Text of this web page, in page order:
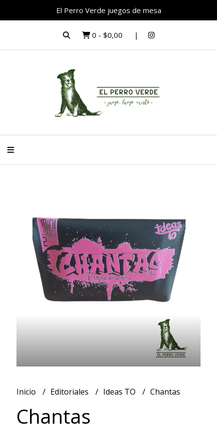
El Perro Verde juegos de mesa
0 - $0,00
Inicio Editoriales Ideas TO Chantas
Chantas